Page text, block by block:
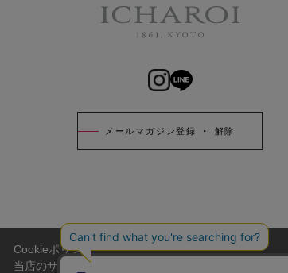
メールマガジン登録 ・ 解除
Cookieポリシー
当店のサイトには、お客様がより便利にご利用頂ける